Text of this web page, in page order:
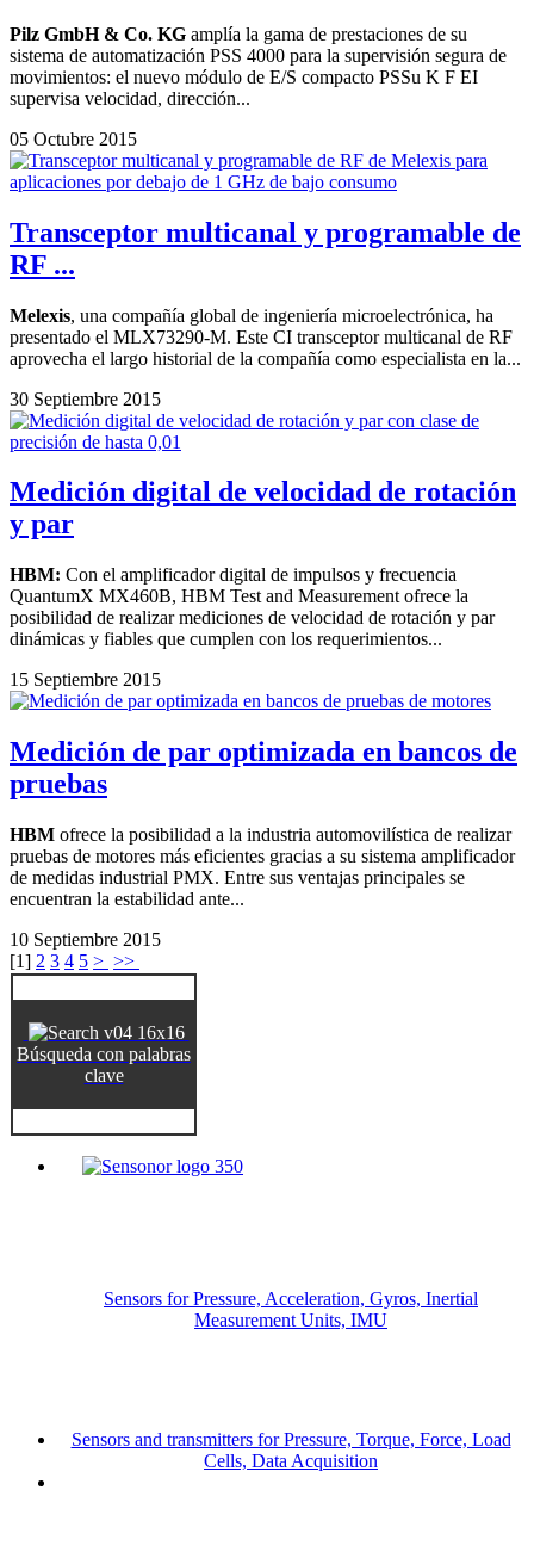
Pilz GmbH & Co. KG amplía la gama de prestaciones de su
sistema de automatización PSS 4000 para la supervisión segura de
movimientos: el nuevo módulo de E/S compacto PSSu K F EI
supervisa velocidad, dirección...
05 Octubre 2015
Transceptor multicanal y programable de
RF ...
Melexis, una compañía global de ingeniería microelectrónica, ha
presentado el MLX73290-M. Este CI transceptor multicanal de RF
aprovecha el largo historial de la compañía como especialista en la...
30 Septiembre 2015
Medición digital de velocidad de rotación
y par
HBM: Con el amplificador digital de impulsos y frecuencia
QuantumX MX460B, HBM Test and Measurement ofrece la
posibilidad de realizar mediciones de velocidad de rotación y par
dinámicas y fiables que cumplen con los requerimientos...
15 Septiembre 2015
Medición de par optimizada en bancos de
pruebas
HBM ofrece la posibilidad a la industria automovilística de realizar
pruebas de motores más eficientes gracias a su sistema amplificador
de medidas industrial PMX. Entre sus ventajas principales se
encuentran la estabilidad ante...
10 Septiembre 2015
[1] 2 3 4 5 > >>
Búsqueda con palabras
clave
Sensors for Pressure, Acceleration, Gyros, Inertial
Measurement Units, IMU
Sensors and transmitters for Pressure, Torque, Force, Load
Cells, Data Acquisition